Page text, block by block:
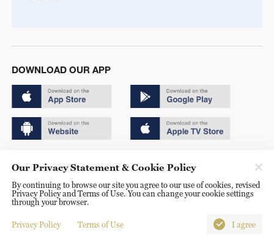
DOWNLOAD OUR APP
京ICP备20000184号
京公网安备 11010502050052号
Disinformation report hotline: 010-85061466
Our Privacy Statement & Cookie Policy
By continuing to browse our site you agree to our use of cookies, revised
Privacy Policy and Terms of Use. You can change your cookie settings
through your browser.
Privacy Policy Terms of Use I agree